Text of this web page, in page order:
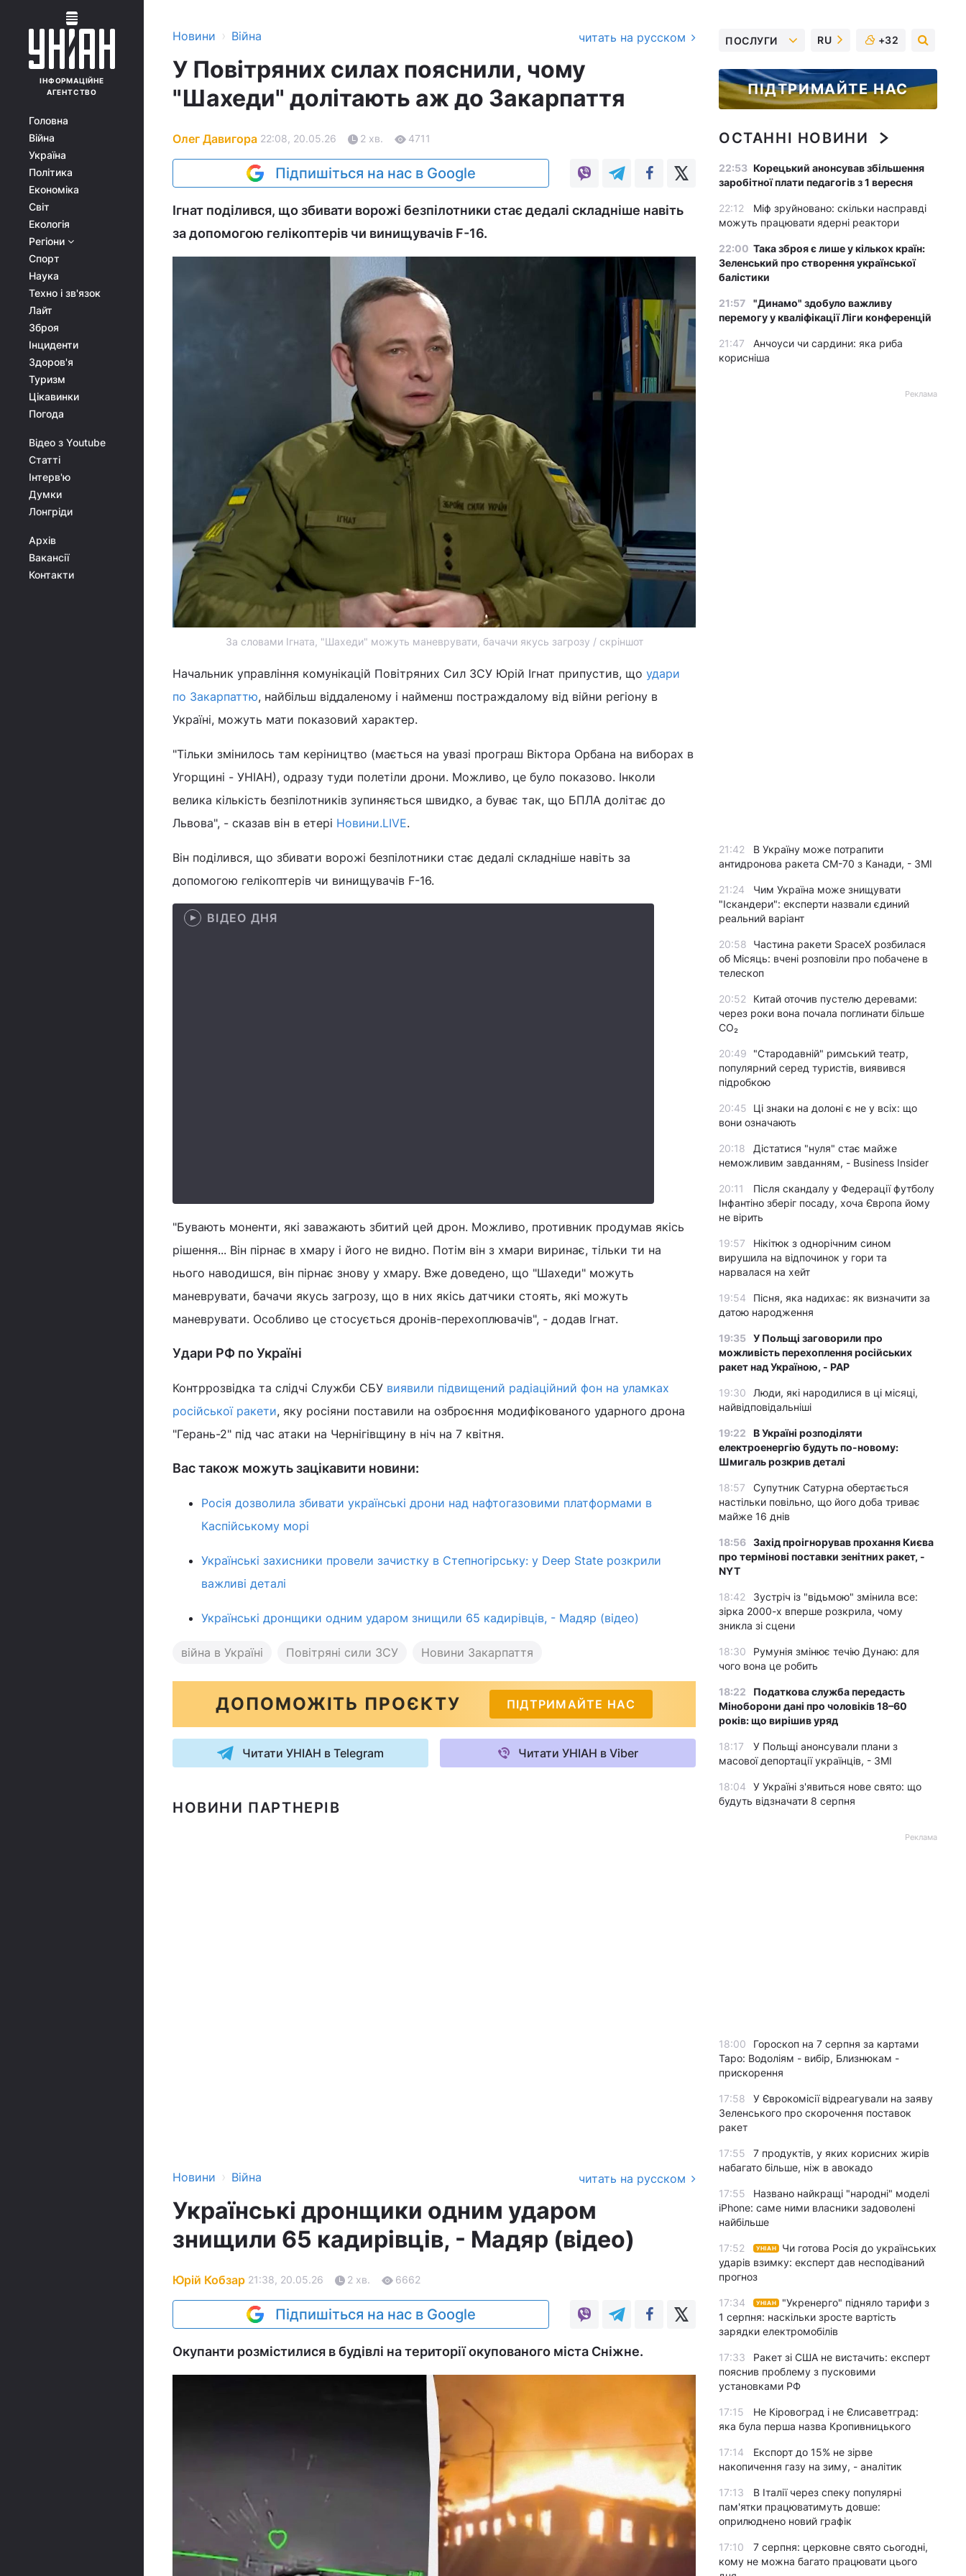
ІНФОРМАЦІЙНЕ
АГЕНТСТВО
Головна
Війна
Україна
Політика
Економіка
Світ
Екологія
Регіони
Спорт
Наука
Техно і зв'язок
Лайт
Зброя
Інциденти
Здоров'я
Туризм
Цікавинки
Погода
Відео з Youtube
Статті
Інтерв'ю
Думки
Лонгріди
Архів
Вакансії
Контакти
Новини › Війна читать на русском
У Повітряних силах пояснили, чому
"Шахеди" долітають аж до Закарпаття
Олег Давигора 22:08, 20.05.26 2 хв. 4711
Підпишіться на нас в Google
Ігнат поділився, що збивати ворожі безпілотники стає дедалі складніше навіть
за допомогою гелікоптерів чи винищувачів F-16.
За словами Ігната, "Шахеди" можуть маневрувати, бачачи якусь загрозу / скріншот
Начальник управління комунікацій Повітряних Сил ЗСУ Юрій Ігнат припустив, що удари
по Закарпаттю, найбільш віддаленому і найменш постраждалому від війни регіону в
Україні, можуть мати показовий характер.
"Тільки змінилось там керіництво (мається на увазі програш Віктора Орбана на виборах в
Угорщині - УНІАН), одразу туди полетіли дрони. Можливо, це було показово. Інколи
велика кількість безпілотників зупиняється швидко, а буває так, що БПЛА долітає до
Львова", - сказав він в етері Новини.LIVE.
Він поділився, що збивати ворожі безпілотники стає дедалі складніше навіть за
допомогою гелікоптерів чи винищувачів F-16.
ВІДЕО ДНЯ
"Бувають моненти, які заважають збитий цей дрон. Можливо, противник продумав якісь
рішення... Він пірнає в хмару і його не видно. Потім він з хмари виринає, тільки ти на
нього наводишся, він пірнає знову у хмару. Вже доведено, що "Шахеди" можуть
маневрувати, бачачи якусь загрозу, що в них якісь датчики стоять, які можуть
маневрувати. Особливо це стосується дронів-перехоплювачів", - додав Ігнат.
Удари РФ по Україні
Контррозвідка та слідчі Служби СБУ виявили підвищений радіаційний фон на уламках
російської ракети, яку росіяни поставили на озброєння модифікованого ударного дрона
"Герань-2" під час атаки на Чернігівщину в ніч на 7 квітня.
Вас також можуть зацікавити новини:
Росія дозволила збивати українські дрони над нафтогазовими платформами в
Каспійському морі
Українські захисники провели зачистку в Степногірську: у Deep State розкрили
важливі деталі
Українські дронщики одним ударом знищили 65 кадирівців, - Мадяр (відео)
війна в Україні Повітряні сили ЗСУ Новини Закарпаття
ДОПОМОЖІТЬ ПРОЄКТУ ПІДТРИМАЙТЕ НАС
Читати УНІАН в Telegram Читати УНІАН в Viber
НОВИНИ ПАРТНЕРІВ
Новини › Війна читать на русском
Українські дронщики одним ударом
знищили 65 кадирівців, - Мадяр (відео)
Юрій Кобзар 21:38, 20.05.26 2 хв. 6662
Підпишіться на нас в Google
Окупанти розмістилися в будівлі на території окупованого міста Сніжне.
ПОСЛУГИ RU +32
ПІДТРИМАЙТЕ НАС
ОСТАННІ НОВИНИ
22:53 Корецький анонсував збільшення
заробітної плати педагогів з 1 вересня
22:12
Міф зруйновано: скільки насправді
можуть працювати ядерні реактори
22:00 Така зброя є лише у кількох країн:
Зеленський про створення української
балістики
21:57
"Динамо" здобуло важливу
перемогу у кваліфікації Ліги конференцій
21:47
Анчоуси чи сардини: яка риба
корисніша
Реклама
21:42
В Україну може потрапити
антидронова ракета CM-70 з Канади, - ЗМІ
21:24
Чим Україна може знищувати
"Іскандери": експерти назвали єдиний
реальний варіант
20:58
Частина ракети SpaceX розбилася
об Місяць: вчені розповіли про побачене в
телескоп
20:52
Китай оточив пустелю деревами:
через роки вона почала поглинати більше
CO₂
20:49
"Стародавній" римський театр,
популярний серед туристів, виявився
підробкою
20:45
Ці знаки на долоні є не у всіх: що
вони означають
20:18
Дістатися "нуля" стає майже
неможливим завданням, - Business Insider
20:11
Після скандалу у Федерації футболу
Інфантіно зберіг посаду, хоча Європа йому
не вірить
19:57
Нікітюк з однорічним сином
вирушила на відпочинок у гори та
нарвалася на хейт
19:54
Пісня, яка надихає: як визначити за
датою народження
19:35 У Польщі заговорили про
можливість перехоплення російських
ракет над Україною, - PAP
19:30
Люди, які народилися в ці місяці,
найвідповідальніші
19:22
В Україні розподіляти
електроенергію будуть по-новому:
Шмигаль розкрив деталі
18:57
Супутник Сатурна обертається
настільки повільно, що його доба триває
майже 16 днів
18:56 Захід проігнорував прохання Києва
про термінові поставки зенітних ракет, -
NYT
18:42
Зустріч із "відьмою" змінила все:
зірка 2000-х вперше розкрила, чому
зникла зі сцени
18:30
Румунія змінює течію Дунаю: для
чого вона це робить
18:22
Податкова служба передасть
Міноборони дані про чоловіків 18–60
років: що вирішив уряд
18:17
У Польщі анонсували плани з
масової депортації українців, - ЗМІ
18:04
У Україні з'явиться нове свято: що
будуть відзначати 8 серпня
Реклама
18:00
Гороскоп на 7 серпня за картами
Таро: Водоліям - вибір, Близнюкам -
прискорення
17:58
У Єврокомісії відреагували на заяву
Зеленського про скорочення поставок
ракет
17:55
7 продуктів, у яких корисних жирів
набагато більше, ніж в авокадо
17:55
Названо найкращі "народні" моделі
iPhone: саме ними власники задоволені
найбільше
17:52 УНІАН
Чи готова Росія до українських
ударів взимку: експерт дав несподіваний
прогноз
17:34 УНІАН
"Укренерго" підняло тарифи з
1 серпня: наскільки зросте вартість
зарядки електромобілів
17:33
Ракет зі США не вистачить: експерт
пояснив проблему з пусковими
установками РФ
17:15
Не Кіровоград і не Єлисаветград:
яка була перша назва Кропивницького
17:14
Експорт до 15% не зірве
накопичення газу на зиму, - аналітик
17:13
В Італії через спеку популярні
пам'ятки працюватимуть довше:
оприлюднено новий графік
17:10
7 серпня: церковне свято сьогодні,
кому не можна багато працювати цього